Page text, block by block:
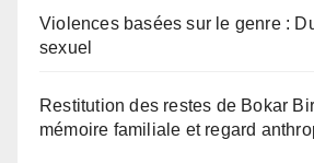
Violences basées sur le genre :
sexuel
Restitution des restes de Bokar
mémoire familiale et regard